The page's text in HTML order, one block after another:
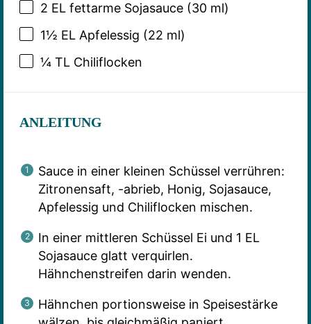
2 EL fettarme Sojasauce (30ml)
1½ EL Apfelessig (22 ml)
¼TL Chiliflocken
ANLEITUNG
Sauce in einer kleinen Schüssel verrühren:
Zitronensaft, -abrieb, Honig, Sojasauce,
Apfelessig und Chiliflocken mischen.
In einer mittleren Schüssel Ei und 1 EL
Sojasauce glatt verquirlen.
Hähnchenstreifen darin wenden.
Hähnchen portionsweise in Speisestärke